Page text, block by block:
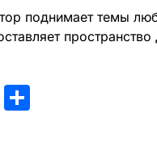
поднимает темы
Odnoklassniki